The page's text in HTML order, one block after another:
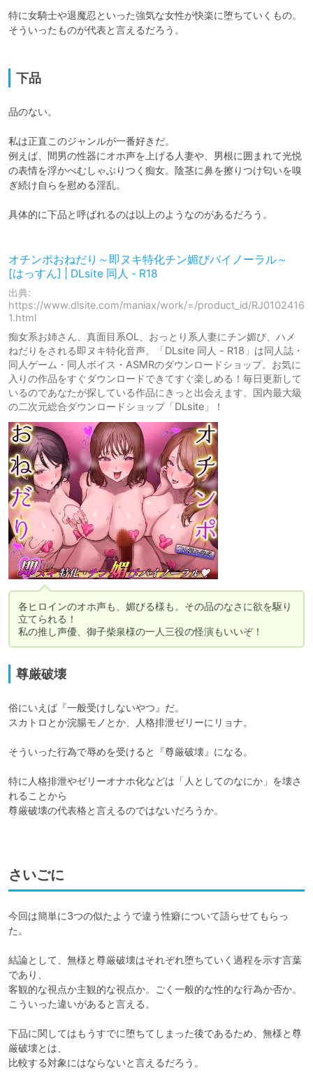
特に女騎士や退魔忍といった強気な女性が快楽に堕ちていくもの。
そういったものが代表と言えるだろう。
下品
品のない。
私は正直このジャンルが一番好きだ。
例えば、間男の性器にオホ声を上げる人妻や、男根に囲まれて光悦
の表情を浮かべむしゃぶりつく痴女。陰茎に鼻を擦りつけ匂いを嗅
ぎ続け自らを慰める淫乱。
具体的に下品と呼ばれるのは以上のようなのがあるだろう。
オチンポおねだり～即ヌキ特化チン媚びバイノーラル～
[はっすん] | DLsite 同人 - R18
出典:
https://www.dlsite.com/maniax/work/=/product_id/RJ0102416
1.html
痴女系お姉さん、真面目系OL、おっとり系人妻にチン媚び、ハメ
ねだりをされる即ヌキ特化音声。「DLsite 同人 - R18」は同人誌・
同人ゲーム・同人ボイス・ASMRのダウンロードショップ。お気に
入りの作品をすぐダウンロードできてすぐ楽しめる！毎日更新して
いるのであなたが探している作品にきっと出会えます。国内最大級
の二次元総合ダウンロードショップ「DLsite」！
各ヒロインのオホ声も、媚びる様も。その品のなさに欲を駆り
立てられる！
私の推し声優、御子柴泉様の一人三役の怪演もいいぞ！
尊厳破壊
俗にいえば『一般受けしないやつ』だ。
スカトロとか浣腸モノとか、人格排泄ゼリーにリョナ。
そういった行為で辱めを受けると『尊厳破壊』になる。
特に人格排泄やゼリーオナホ化などは「人としてのなにか」を壊さ
れることから
尊厳破壊の代表格と言えるのではないだろうか。
さいごに
今回は簡単に3つの似たようで違う性癖について語らせてもらっ
た。
結論として、無様と尊厳破壊はそれぞれ堕ちていく過程を示す言葉
であり、
客観的な視点か主観的な視点か。ごく一般的な性的な行為か否か。
こういった違いがあると言える。
下品に関してはもうすでに堕ちてしまった後であるため、無様と尊
厳破壊とは、
比較する対象にはならないと言えるだろう。